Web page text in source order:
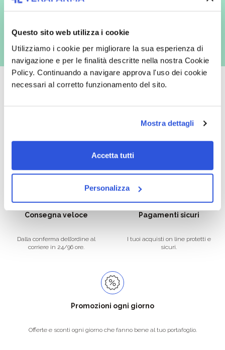
Questo sito web utilizza i cookie
Utilizziamo i cookie per migliorare la sua esperienza di
navigazione e per le finalità descritte nella nostra Cookie
Policy. Continuando a navigare approva l'uso dei cookie
necessari al corretto funzionamento del sito.
Mostra dettagli
Accetta tutti
Personalizza
con inviti e comunicazioni commerciali - e modalità tradizionali, quali ad
es. posta cartacea)
Catalogo prodotti ampio e completo
Con un acquisto minimo di 29.90 €
Spedizioni in tutta Europa a 20€.
Consegna veloce
Dalla conferma dell’ordine al
corriere in 24/96 ore.
Pagamenti sicuri
I tuoi acquisti on line protetti e
sicuri.
Promozioni ogni giorno
Offerte e sconti ogni giorno che fanno bene al tuo portafoglio.